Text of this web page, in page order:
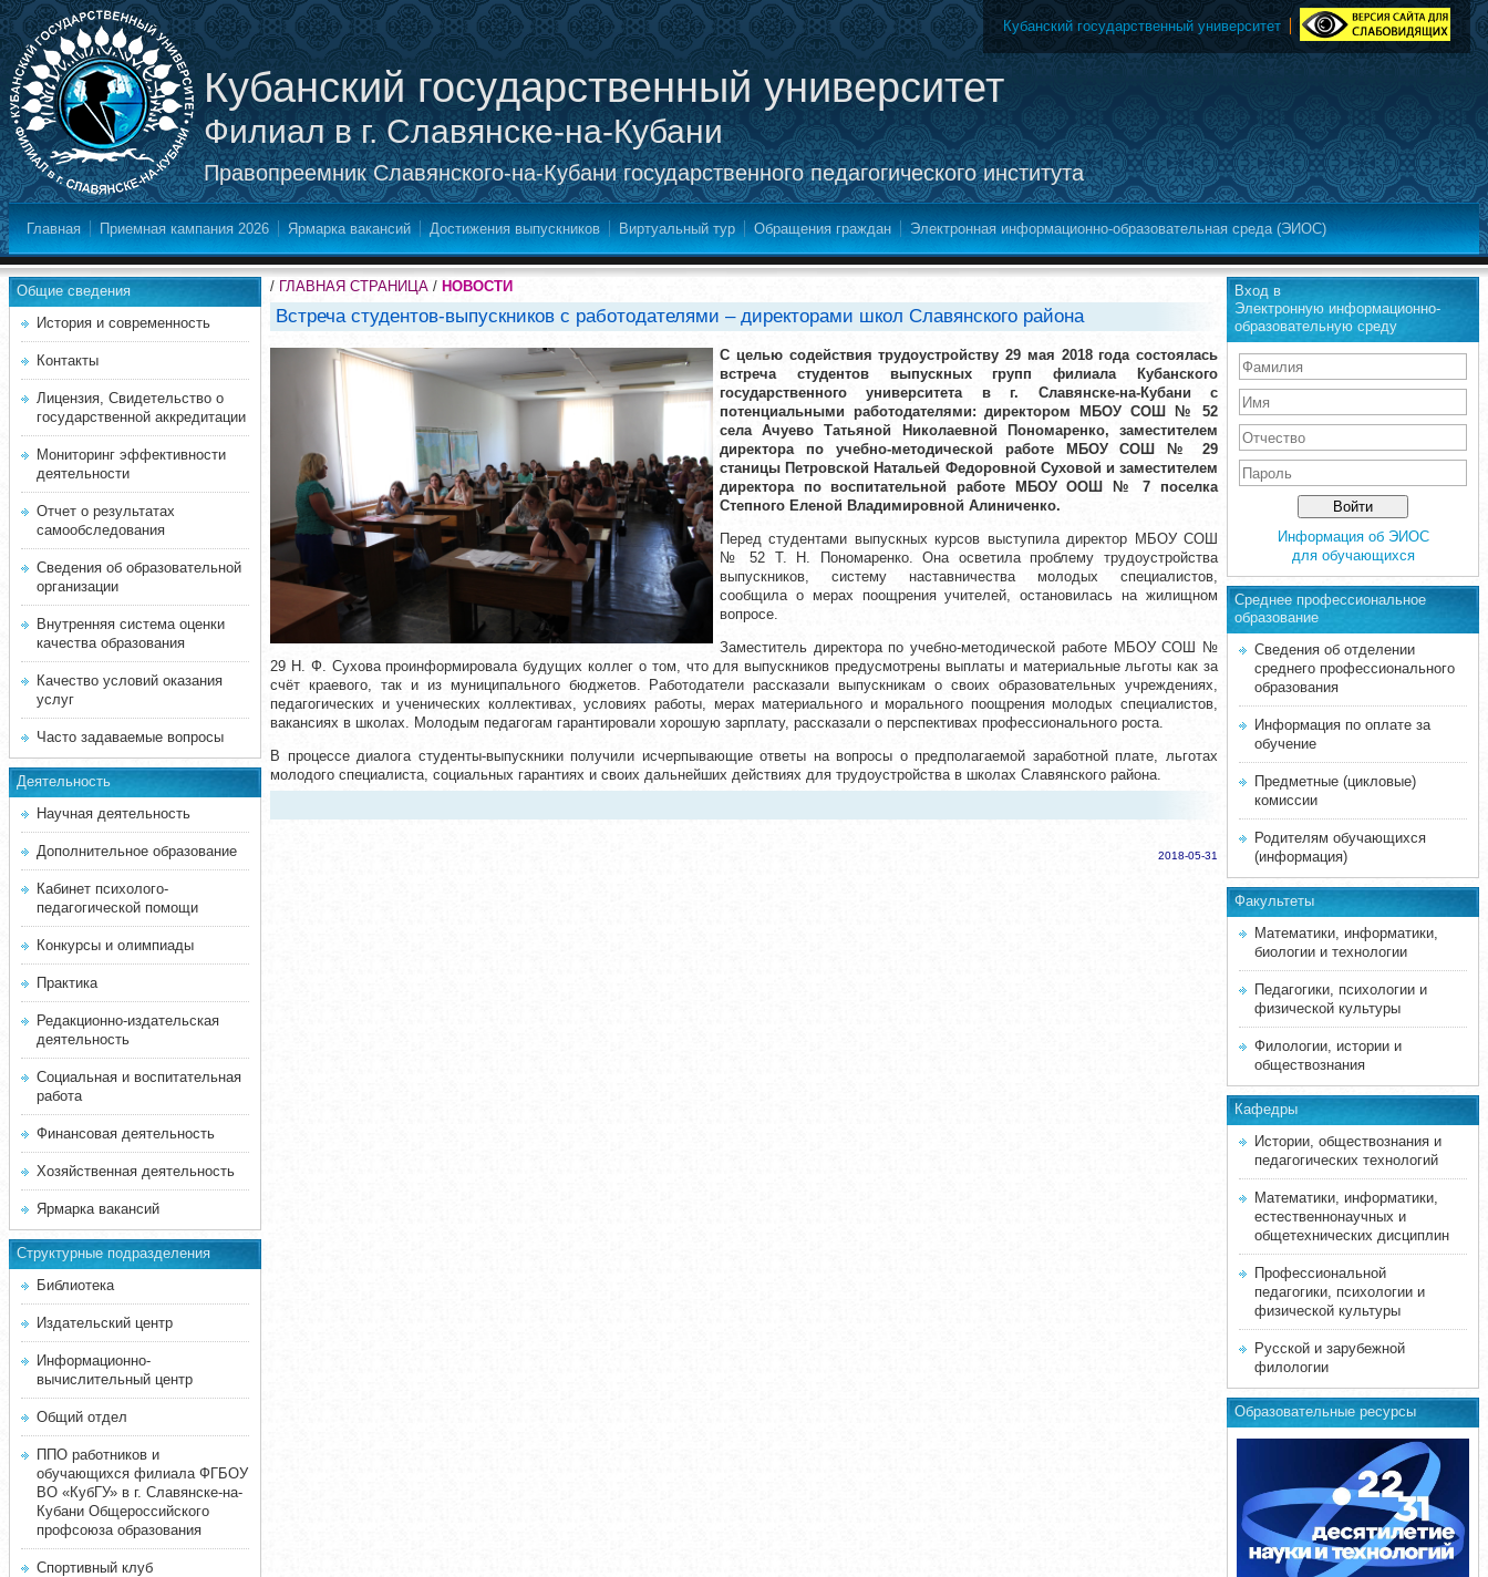
Кубанский государственный университет
Филиал в г. Славянске-на-Кубани
Правопреемник Славянского-на-Кубани государственного педагогического института
Кубанский государственный университет
Главная Приемная кампания 2026 Ярмарка вакансий Достижения выпускников Виртуальный тур Обращения граждан Электронная информационно-образовательная среда (ЭИОС)
Общие сведения
История и современность
Контакты
Лицензия, Свидетельство о
государственной аккредитации
Мониторинг эффективности
деятельности
Отчет о результатах
самообследования
Сведения об образовательной
организации
Внутренняя система оценки
качества образования
Качество условий оказания
услуг
Часто задаваемые вопросы
Деятельность
Научная деятельность
Дополнительное образование
Кабинет психолого-
педагогической помощи
Конкурсы и олимпиады
Практика
Редакционно-издательская
деятельность
Социальная и воспитательная
работа
Финансовая деятельность
Хозяйственная деятельность
Ярмарка вакансий
Структурные подразделения
Библиотека
Издательский центр
Информационно-
вычислительный центр
Общий отдел
ППО работников и
обучающихся филиала ФГБОУ
ВО «КубГУ» в г. Славянске-на-
Кубани Общероссийского
профсоюза образования
Спортивный клуб
/ ГЛАВНАЯ СТРАНИЦА / НОВОСТИ
Встреча студентов-выпускников с работодателями – директорами школ Славянского района
С целью содействия трудоустройству 29 мая 2018 года состоялась
встреча студентов выпускных групп филиала Кубанского
государственного университета в г. Славянске-на-Кубани с
потенциальными работодателями: директором МБОУ СОШ № 52
села Ачуево Татьяной Николаевной Пономаренко, заместителем
директора по учебно-методической работе МБОУ СОШ № 29
станицы Петровской Натальей Федоровной Суховой и заместителем
директора по воспитательной работе МБОУ ООШ № 7 поселка
Степного Еленой Владимировной Алиниченко.
Перед студентами выпускных курсов выступила директор МБОУ СОШ
№ 52 Т. Н. Пономаренко. Она осветила проблему трудоустройства
выпускников, систему наставничества молодых специалистов,
сообщила о мерах поощрения учителей, остановилась на жилищном
вопросе.
Заместитель директора по учебно-методической работе МБОУ СОШ №
29 Н. Ф. Сухова проинформировала будущих коллег о том, что для выпускников предусмотрены выплаты и материальные льготы как за
счёт краевого, так и из муниципального бюджетов. Работодатели рассказали выпускникам о своих образовательных учреждениях,
педагогических и ученических коллективах, условиях работы, мерах материального и морального поощрения молодых специалистов,
вакансиях в школах. Молодым педагогам гарантировали хорошую зарплату, рассказали о перспективах профессионального роста.
В процессе диалога студенты-выпускники получили исчерпывающие ответы на вопросы о предполагаемой заработной плате, льготах
молодого специалиста, социальных гарантиях и своих дальнейших действиях для трудоустройства в школах Славянского района.
2018-05-31
Вход в
Электронную информационно-
образовательную среду
Информация об ЭИОС
для обучающихся
Среднее професcиональное
образование
Сведения об отделении
среднего профессионального
образования
Информация по оплате за
обучение
Предметные (цикловые)
комиссии
Родителям обучающихся
(информация)
Факультеты
Математики, информатики,
биологии и технологии
Педагогики, психологии и
физической культуры
Филологии, истории и
обществознания
Кафедры
Истории, обществознания и
педагогических технологий
Математики, информатики,
естественнонаучных и
общетехнических дисциплин
Профессиональной
педагогики, психологии и
физической культуры
Русской и зарубежной
филологии
Образовательные ресурсы